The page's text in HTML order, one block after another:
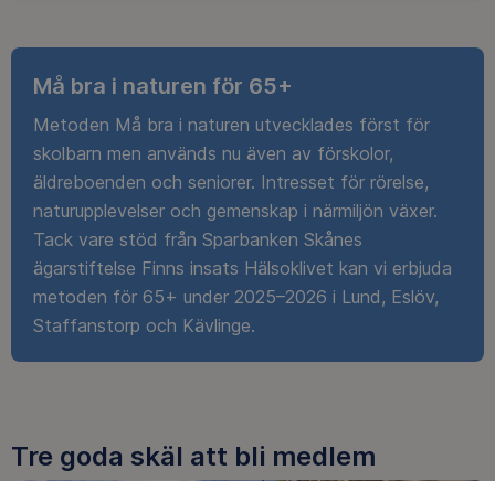
Må bra i naturen för 65+
Metoden Må bra i naturen utvecklades först för
skolbarn men används nu även av förskolor,
äldreboenden och seniorer. Intresset för rörelse,
naturupplevelser och gemenskap i närmiljön växer.
Tack vare stöd från Sparbanken Skånes
ägarstiftelse Finns insats Hälsoklivet kan vi erbjuda
metoden för 65+ under 2025–2026 i Lund, Eslöv,
Staffanstorp och Kävlinge.
Tre goda skäl att bli medlem